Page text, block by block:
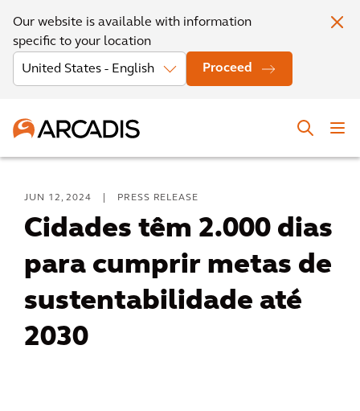
Our website is available with information
specific to your location
Proceed
JUN 12, 2024 PRESS RELEASE
Cidades têm 2.000 dias
para cumprir metas de
sustentabilidade até
2030